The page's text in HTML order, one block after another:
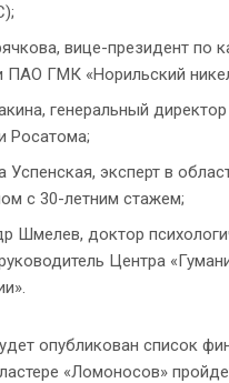
вице-президент по
ПАО ГМК «Норильский
генеральный
Росатома;
Успенская, эксперт в
с 30-летним стажем;
Шмелев, доктор
Центра
опубликован список
«Ломоносов»